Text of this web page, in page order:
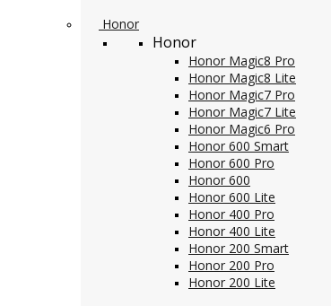
Honor
Honor
Honor Magic8 Pro
Honor Magic8 Lite
Honor Magic7 Pro
Honor Magic7 Lite
Honor Magic6 Pro
Honor 600 Smart
Honor 600 Pro
Honor 600
Honor 600 Lite
Honor 400 Pro
Honor 400 Lite
Honor 200 Smart
Honor 200 Pro
Honor 200 Lite